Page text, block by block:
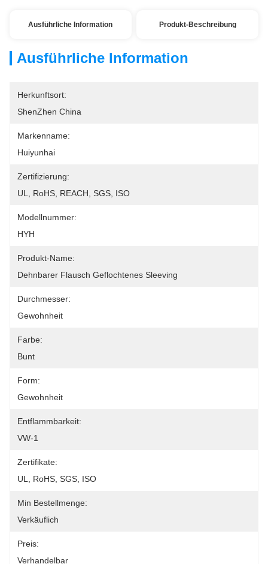
Ausführliche Information Produkt-Beschreibung
Ausführliche Information
Herkunftsort:
ShenZhen China
Markenname:
Huiyunhai
Zertifizierung:
UL, RoHS, REACH, SGS, ISO
Modellnummer:
HYH
Produkt-Name:
Dehnbarer Flausch Geflochtenes Sleeving
Durchmesser:
Gewohnheit
Farbe:
Bunt
Form:
Gewohnheit
Entflammbarkeit:
VW-1
Zertifikate:
UL, RoHS, SGS, ISO
Min Bestellmenge:
Verkäuflich
Preis:
Verhandelbar